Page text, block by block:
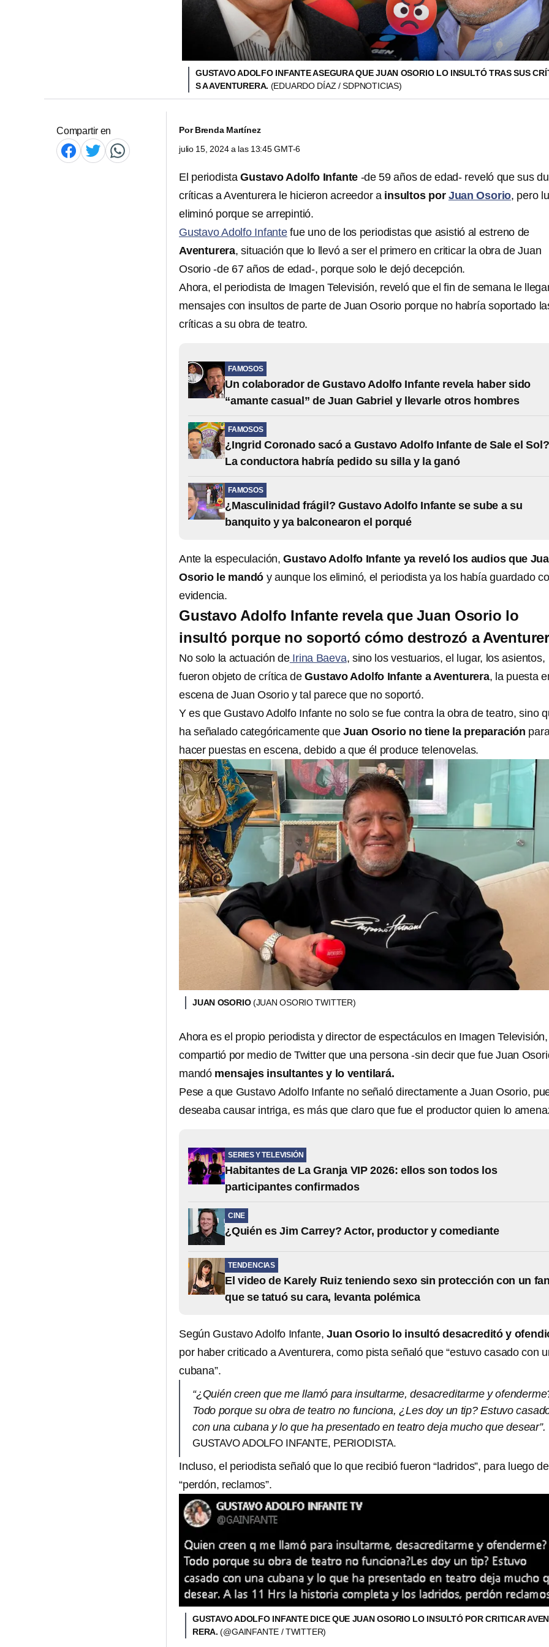
GUSTAVO ADOLFO INFANTE ASEGURA QUE JUAN OSORIO LO INSULTÓ TRAS SUS
S A AVENTURERA. (EDUARDO DÍAZ / SDPNOTICIAS)
Compartir en PorBrenda Martínez
julio 15, 2024 a las 13:45 GMT-6
El periodistaGustavo Adolfo Infante -de 59 años de edad- reveló que sus
críticas a Aventurera le hicieron acreedor ainsultos por Juan Osorio, pero
eliminó porque se arrepintió.
Gustavo Adolfo Infantefue uno de los periodistas que asistió al estreno de
Aventurera, situación que lo llevó a ser el primero en criticar la obra de Juan
Osorio -de 67 años de edad-, porque solo le dejó decepción.
Ahora, el periodista de Imagen Televisión, reveló que el fin de semana le
mensajes con insultos de parte de Juan Osorio porque no habría soportado
críticas a su obra de teatro.
FAMOSOS
Un colaborador de Gustavo Adolfo Infante revela haber sido
“amante casual” de Juan Gabriel y llevarle otros hombres
FAMOSOS
¿Ingrid Coronado sacó a Gustavo Adolfo Infante de Sale el Sol?
La conductora habría pedido su silla y la ganó
FAMOSOS
¿Masculinidad frágil? Gustavo Adolfo Infante se sube a su
banquito y ya balconearon el porqué
Ante la especulación,Gustavo Adolfo Infante ya reveló los audios que
Osorio le mandó y aunque los eliminó, el periodista ya los había guardado
evidencia.
Gustavo Adolfo Infante revela que Juan Osorio lo
insultó porque no soportó cómo destrozó a
No solo la actuación deIrina Baeva, sino los vestuarios, el lugar, los asientos,
fueron objeto de crítica deGustavo Adolfo Infante a Aventurera, la puesta
escena de Juan Osorio y tal parece que no soportó.
Y es que Gustavo Adolfo Infante no solo se fue contra la obra de teatro, sino
ha señalado categóricamente queJuan Osorio no tiene la preparación
hacer puestas en escena, debido a que él produce telenovelas.
JUAN OSORIO(JUAN OSORIO TWITTER)
Ahora es el propio periodista y director de espectáculos en Imagen Televisión,
compartió por medio de Twitter que una persona -sin decir que fue Juan
mandó mensajes insultantes y lo ventilará.
Pese a que Gustavo Adolfo Infante no señaló directamente a Juan Osorio,
deseaba causar intriga, es más que claro que fue el productor quien lo
SERIES Y TELEVISIÓN
Habitantes de La Granja VIP 2026: ellos son todos los
participantes confirmados
CINE
¿Quién es Jim Carrey? Actor, productor y comediante
TENDENCIAS
El video de Karely Ruiz teniendo sexo sin protección con un fan
que se tatuó su cara, levanta polémica
Según Gustavo Adolfo Infante, Juan Osorio lo insultó desacreditó y
por haber criticado a Aventurera, como pista señaló que “estuvo casado con
cubana”.
“¿Quién creen que me llamó para insultarme, desacreditarme y
Todo porque su obra de teatro no funciona, ¿Les doy un tip? Estuvo
con una cubana y lo que ha presentado en teatro deja mucho que desear”.
GUSTAVO ADOLFO INFANTE, PERIODISTA.
Incluso, el periodista señaló que lo que recibió fueron “ladridos”, para luego
“perdón, reclamos”.
GUSTAVO ADOLFO INFANTE DICE QUE JUAN OSORIO LO INSULTÓ POR CRITICAR
RERA.(@GAINFANTE / TWITTER)